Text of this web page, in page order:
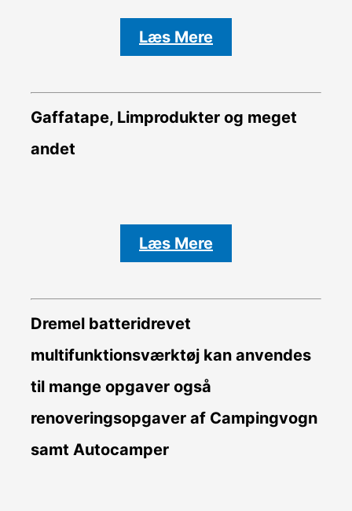
Læs Mere
Gaffatape, Limprodukter og meget
andet
Læs Mere
Dremel batteridrevet
multifunktionsværktøj kan anvendes
til mange opgaver også
renoveringsopgaver af Campingvogn
samt Autocamper